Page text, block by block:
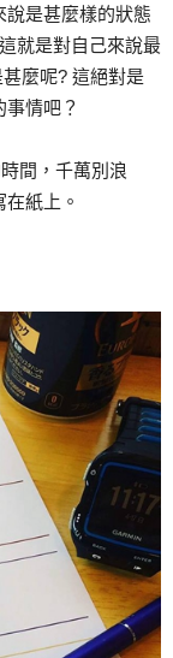
是甚麼樣的狀態
就是對自己來說最
麼呢? 這絕對是
情吧？
間，千萬別浪
紙上。